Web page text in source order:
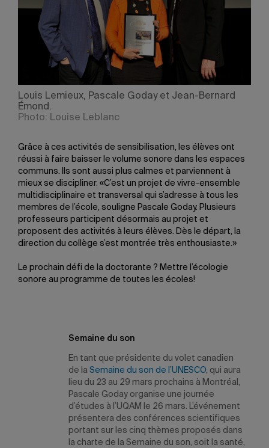
Louis Lemieux, Pascale Goday et Jean-Bernard
Émond.
Photo: Louise Leblanc
Grâce à ces activités de sensibilisation, les élèves ont
réussi à faire baisser le volume sonore dans les espaces
communs. Ils sont aussi plus calmes et parviennent à
mieux se discipliner. «C’est un projet de vivre-ensemble
multidisciplinaire et transversal qui s’adresse à tous les
membres de l’école, souligne Pascale Goday. Plusieurs
professeurs participent désormais au projet et
proposent des activités à leurs élèves. Dès le départ, la
direction du collège s’est montrée très enthousiaste.»
Le prochain défi de la doctorante ? Mettre l’écologie
sonore au programme de toutes les écoles!
Semaine du son
En tant que présidente du volet canadien
de la Semaine du son de l’UNESCO, qui aura
lieu du 23 au 29 mars prochains à Montréal,
Pascale Goday organise une journée
d’études à l’UQAM le 26 mars. L’événement
présentera des conférences scientifiques
portant sur les cinq thèmes proposés dans
la charte de la Semaine du son, soit la santé,